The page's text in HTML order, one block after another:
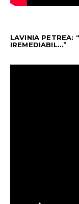
LAVINIA PETREA:
IREMEDIABIL…”